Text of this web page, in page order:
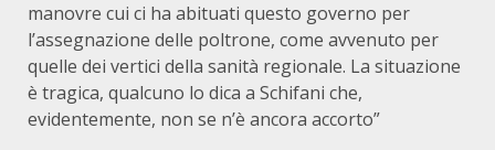
manovre cui ci ha abituati questo governo per
l’assegnazione delle poltrone, come avvenuto per
quelle dei vertici della sanità regionale. La situazione
è tragica, qualcuno lo dica a Schifani che,
evidentemente, non se n’è ancora accorto”